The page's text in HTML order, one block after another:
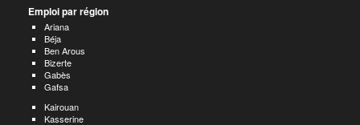
Emploi par région
Ariana
Béja
Ben Arous
Bizerte
Gabès
Gafsa
Kairouan
Kasserine